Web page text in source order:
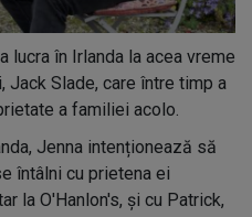
lucra în Irlanda la acea vreme
Slade, care între timp a
a familiei acolo.
Jenna intenționează să
întâlni cu prietena ei
la O'Hanlon's, și cu Patrick,